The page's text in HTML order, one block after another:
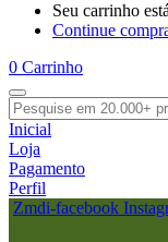
Seu carrinho
Continue
0 Carrinho
Inicial
Loja
Pagamento
Perfil
Zmdi-facebook